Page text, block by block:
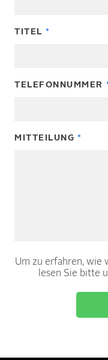
TITEL
TELEFONNUMMER
MITTEILUNG
Um zu erfahren, wie
lesen Sie bitte